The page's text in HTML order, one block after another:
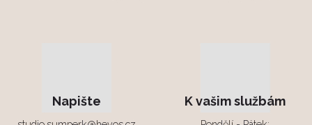
Napište K vašim službám